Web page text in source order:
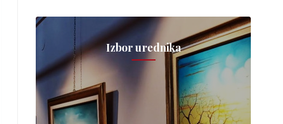
Izbor urednika